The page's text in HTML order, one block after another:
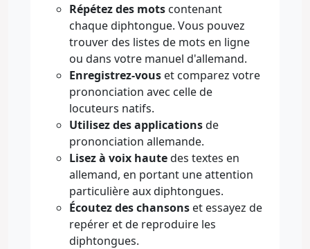
Répétez des mots contenant
chaque diphtongue. Vous pouvez
trouver des listes de mots en ligne
ou dans votre manuel d'allemand.
Enregistrez-vous et comparez votre
prononciation avec celle de
locuteurs natifs.
Utilisez des applicationsde
prononciation allemande.
Lisez à voix hautedes textes en
allemand, en portant une attention
particulière aux diphtongues.
Écoutez des chansons et essayez de
repérer et de reproduire les
diphtongues.